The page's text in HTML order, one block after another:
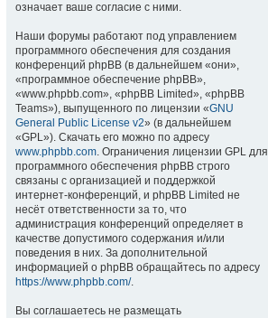
означает ваше согласие с ними.
Наши форумы работают под управлением
программного обеспечения для создания
конференций phpBB (в дальнейшем «они»,
«программное обеспечение phpBB»,
«www.phpbb.com», «phpBB Limited», «phpBB
Teams»), выпущенного по лицензии «GNU
General Public License v2» (в дальнейшем
«GPL»). Скачать его можно по адресу
www.phpbb.com. Ограничения лицензии GPL для
программного обеспечения phpBB строго
связаны с организацией и поддержкой
интернет-конференций, и phpBB Limited не
несёт ответственности за то, что
администрация конференций определяет в
качестве допустимого содержания и/или
поведения в них. За дополнительной
информацией о phpBB обращайтесь по адресу
https://www.phpbb.com/.
Вы соглашаетесь не размещать